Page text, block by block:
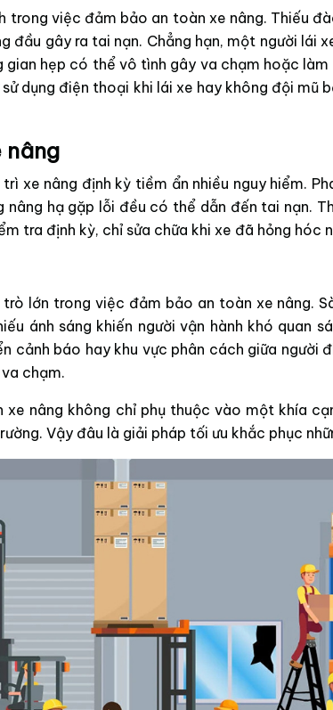
trong việc đảm bảo an toàn xe nâng. Thiếu
đầu gây ra tai nạn. Chẳng hạn, một người lái
hẹp có thể vô tình gây va chạm hoặc làm
dụng điện thoại khi lái xe hay không đội mũ
nâng
xe nâng định kỳ tiềm ẩn nhiều nguy hiểm.
hạ gặp lỗi đều có thể dẫn đến tai nạn.
tra định kỳ, chỉ sửa chữa khi xe đã hỏng hóc
lớn trong việc đảm bảo an toàn xe nâng.
ánh sáng khiến người vận hành khó quan
cảnh báo hay khu vực phân cách giữa người
chạm.
nâng không chỉ phụ thuộc vào một khía
Vậy đâu là giải pháp tối ưu khắc phục